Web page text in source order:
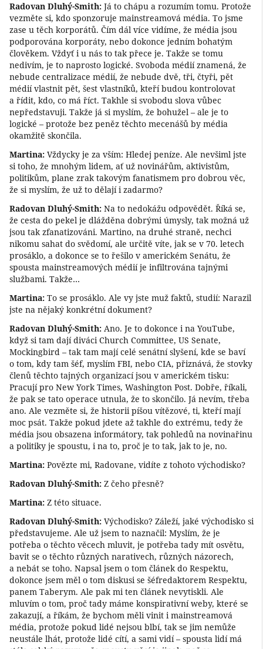
Radovan Dluhý-Smith: Já to chápu a rozumím tomu. Protože
vezměte si, kdo sponzoruje mainstreamová média. To jsme
zase u těch korporátů. Čím dál více vidíme, že média jsou
podporována korporáty, nebo dokonce jedním bohatým
člověkem. Vždyť i u nás to tak přece je. Takže se tomu
nedivím, je to naprosto logické. Svoboda médií znamená, že
nebude centralizace médií, že nebude dvě, tři, čtyři, pět
médií vlastnit pět, šest vlastníků, kteří budou kontrolovat
a řídit, kdo, co má říct. Takhle si svobodu slova vůbec
nepředstavuji. Takže já si myslím, že bohužel – ale je to
logické – protože bez peněz těchto mecenášů by média
okamžitě skončila.
Martina: Vždycky je za vším: Hledej peníze. Ale nevšiml jste
si toho, že mnohým lidem, ať už novinářům, aktivistům,
politikům, plane zrak takovým fanatismem pro dobrou věc,
že si myslím, že už to dělají i zadarmo?
Radovan Dluhý-Smith: Na to nedokážu odpovědět. Říká se,
že cesta do pekel je dlážděna dobrými úmysly, tak možná už
jsou tak zfanatizováni. Martino, na druhé straně, nechci
nikomu sahat do svědomí, ale určitě víte, jak se v 70. letech
prosáklo, a dokonce se to řešilo v americkém Senátu, že
spousta mainstreamových médií je infiltrována tajnými
službami. Takže…
Martina: To se prosáklo. Ale vy jste muž faktů, studií: Narazil
jste na nějaký konkrétní dokument?
Radovan Dluhý-Smith: Ano. Je to dokonce i na YouTube,
když si tam dají diváci Church Committee, US Senate,
Mockingbird – tak tam mají celé senátní slyšení, kde se baví
o tom, kdy tam šéf, myslím FBI, nebo CIA, přiznává, že stovky
členů těchto tajných organizací jsou v americkém tisku:
Pracují pro New York Times, Washington Post. Dobře, říkali,
že pak se tato operace utnula, že to skončilo. Já nevím, třeba
ano. Ale vezměte si, že historii píšou vítězové, ti, kteří mají
moc psát. Takže pokud jdete až takhle do extrému, tedy že
média jsou obsazena informátory, tak pohledů na novinařinu
a politiky je spoustu, i na to, proč je to tak, jak to je, no.
Martina: Povězte mi, Radovane, vidíte z tohoto východisko?
Radovan Dluhý-Smith: Z čeho přesně?
Martina: Z této situace.
Radovan Dluhý-Smith: Východisko? Záleží, jaké východisko si
představujeme. Ale už jsem to naznačil: Myslím, že je
potřeba o těchto věcech mluvit, je potřeba tady mít osvětu,
bavit se o těchto různých narativech, různých názorech,
a nebát se toho. Napsal jsem o tom článek do Respektu,
dokonce jsem měl o tom diskusi se šéfredaktorem Respektu,
panem Taberym. Ale pak mi ten článek nevytiskli. Ale
mluvím o tom, proč tady máme konspirativní weby, které se
zakazují, a říkám, že bychom měli vinit i mainstreamová
média, protože pokud lidé nejsou blbí, tak se jim nemůže
neustále lhát, protože lidé cítí, a sami vidí – spousta lidí má